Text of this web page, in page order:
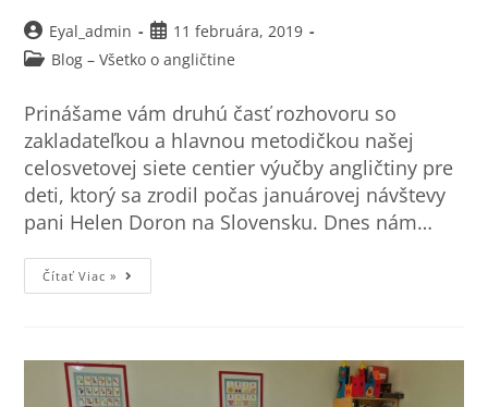
Eyal_admin
11 februára, 2019
Blog – Všetko o angličtine
Prinášame vám druhú časť rozhovoru so
zakladateľkou a hlavnou metodičkou našej
celosvetovej siete centier výučby angličtiny pre
deti, ktorý sa zrodil počas januárovej návštevy
pani Helen Doron na Slovensku. Dnes nám…
Čítať Viac »